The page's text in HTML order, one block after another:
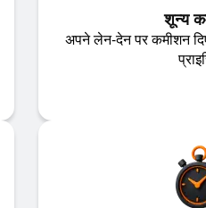
शून्य
अपने लेन-देन पर कमीशन